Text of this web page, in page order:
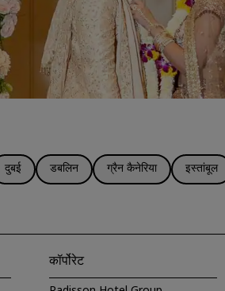
दुबई डबलिन ग्रैन कैनेरिया इस्तांबूल
कॉर्पोरेट